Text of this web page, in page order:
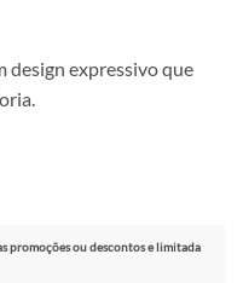
design expressivo que
promoções ou descontos e limitada